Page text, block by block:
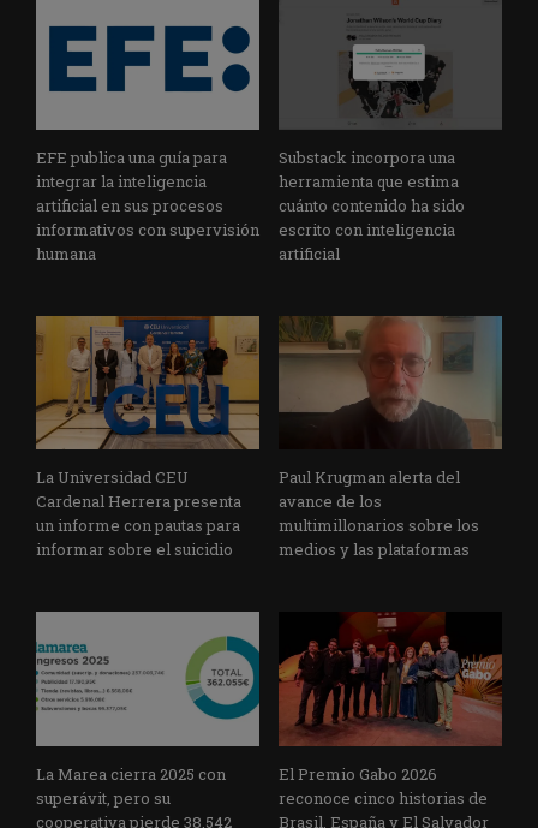
EFE publica una guía para
integrar la inteligencia
artificial en sus procesos
informativos con supervisión
humana
Substack incorpora una
herramienta que estima
cuánto contenido ha sido
escrito con inteligencia
artificial
La Universidad CEU
Cardenal Herrera presenta
un informe con pautas para
informar sobre el suicidio
Paul Krugman alerta del
avance de los
multimillonarios sobre los
medios y las plataformas
La Marea cierra 2025 con
superávit, pero su
cooperativa pierde 38.542
El Premio Gabo 2026
reconoce cinco historias de
Brasil, España y El Salvador